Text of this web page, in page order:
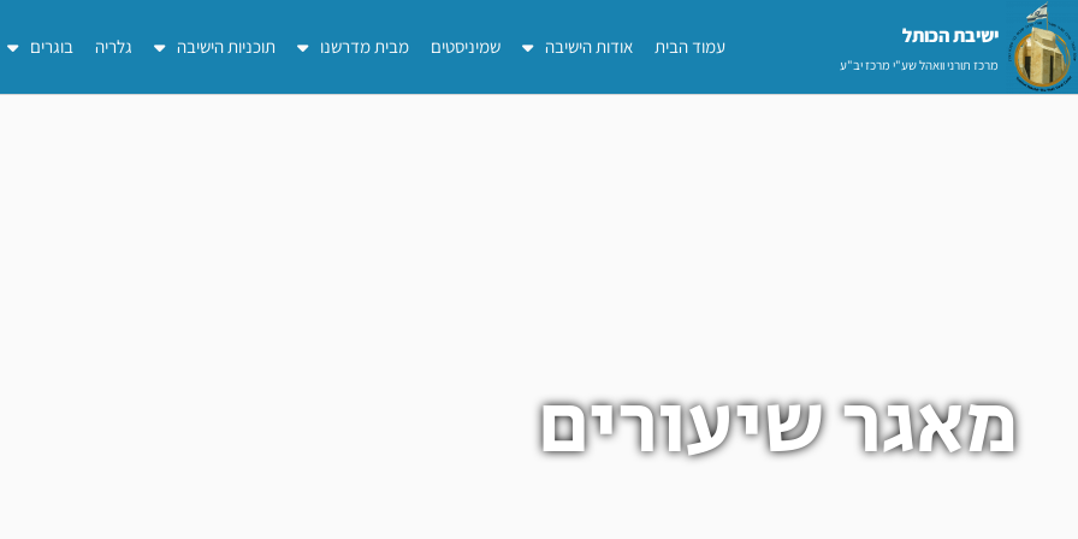
דילוג
לתוכן
ישיבת הכותל​
מרכז תורני וואהל שע"י מרכז יב"ע
עמוד הבית אודות הישיבה שמיניסטים מבית מדרשנו תוכניות הישיבה גלריה בוגרים
מאגר שיעורים